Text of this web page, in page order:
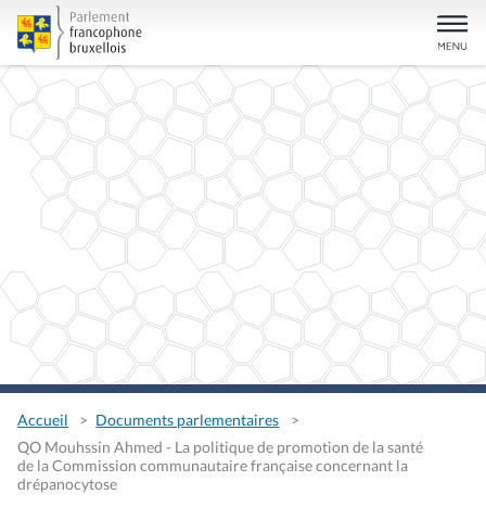
Accueil
Documents parlementaires
QO Mouhssin Ahmed - La politique de promotion de la santé
de la Commission communautaire française concernant la
drépanocytose